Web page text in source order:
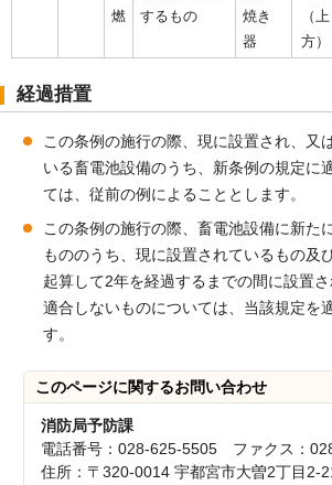
燃
するもの
焼き
器
（上
方）
経過措置
この条例の施行の際、現に設置され、又
いる畜電池設備のうち、新条例の規定に
ては、従前の例によることとします。
この条例の施行の際、畜電池設備に新た
もののうち、現に設置されているもの及
起算して2年を経過するまでの間に設置
適合しないものについては、当該規定を
す。
このページに関するお問い合わせ
消防局予防課
電話番号：028-625-5505 ファクス：
住所：〒320-0014 宇都宮市大曽2丁目2-